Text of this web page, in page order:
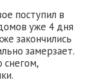
поступил в
уже 4 дня
закончились
замерзает.
снегом,